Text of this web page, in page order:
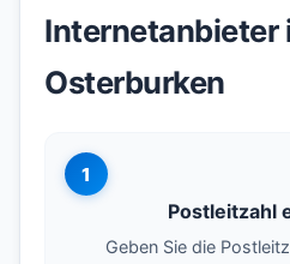
Internetanbieter
Osterburken
1
Postleitzahl
Geben Sie die